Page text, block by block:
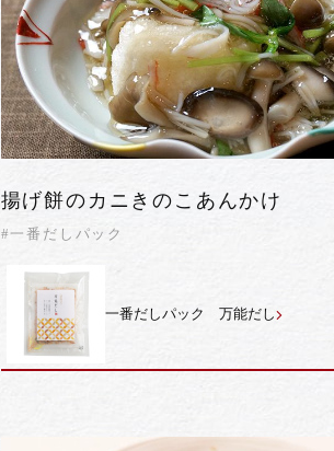
揚げ餅のカニきのこあんかけ
#一番だしパック
一番だしパック 万能だし